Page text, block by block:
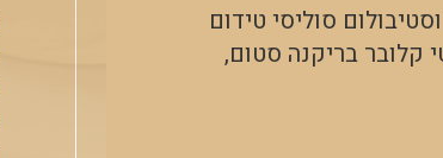
סוליסי טידום
קלובר בריקנה סטום,